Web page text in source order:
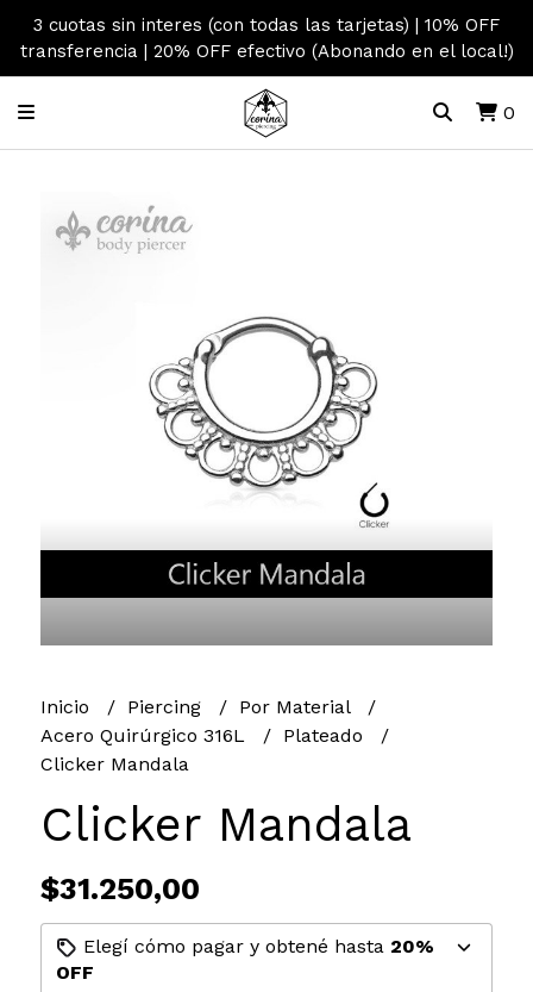
3 cuotas sin interes (con todas las tarjetas) | 10% OFF
transferencia | 20% OFF efectivo (Abonando en el local!)
0
Inicio Piercing
Por Material
Acero Quirúrgico 316L
Plateado
Clicker Mandala
Clicker Mandala
$31.250,00
Elegí cómo pagar y obtené hasta 20%
OFF